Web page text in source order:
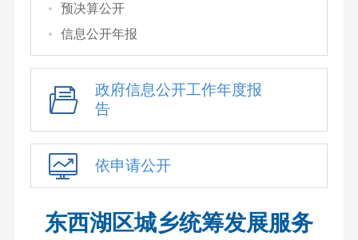
预决算公开
信息公开年报
政府信息公开工作年度报
告
依申请公开
东西湖区城乡统筹发展服务